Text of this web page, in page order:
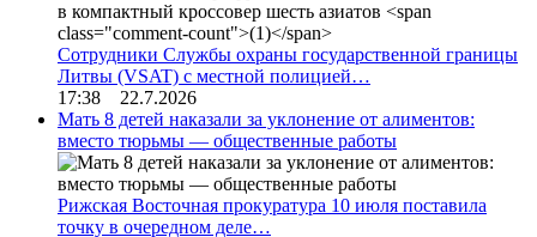
Сотрудники Службы охраны государственной границы
Литвы (VSAT) с местной полицией…
17:38 22.7.2026
Мать 8 детей наказали за уклонение от алиментов:
вместо тюрьмы — общественные работы
Рижская Восточная прокуратура 10 июля поставила
точку в очередном деле…